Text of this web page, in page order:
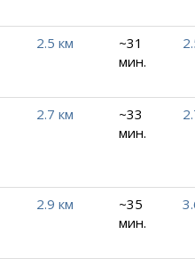
2.5 км
~31
мин.
2.7 км
~33
мин.
2.9 км
~35
мин.